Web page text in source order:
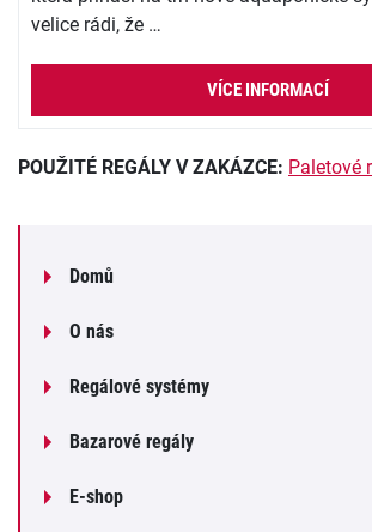
Domů
O nás
Regálové systémy
Bazarové regály
E-shop
velice rádi, že …
VÍCE INFORMACÍ
POUŽITÉ REGÁLY V ZAKÁZCE: Paletové